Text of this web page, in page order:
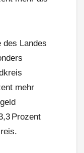
des Landes
mehr
Prozent